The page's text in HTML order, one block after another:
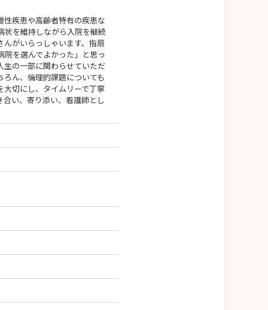
疾患や高齢者特有の疾患な
状を維持しながら入院を継続
がいらっしゃいます。指扇
を選んでよかった」と思っ
生の一部に関わらせていただ
ん、倫理的課題についても
切にし、タイムリーで丁寧
い、寄り添い、看護師とし